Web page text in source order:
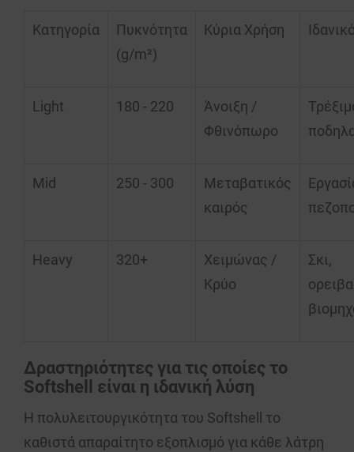
Κατηγορία
Πυκνότητα
(g/m²)
Κύρια Χρήση
Light 180 - 220
Άνοιξη /
Φθινόπωρο
Mid 250 - 300
Μεταβατικός
καιρός
Heavy 320+
Χειμώνας /
Κρύο
Σκι,
Δραστηριότητες για τις οποίες το
Softshell είναι η ιδανική λύση
Η πολυλειτουργικότητα του Softshell το
καθιστά απαραίτητο εξοπλισμό για κάθε λάτρη